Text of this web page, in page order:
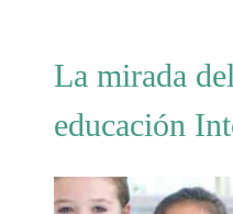
La mirada
educación